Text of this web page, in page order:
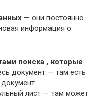
— они постоянно
информация о
поиска , которые
документ — там есть
лист — там может